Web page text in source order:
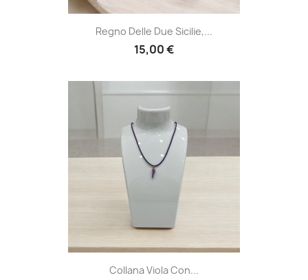
Regno Delle Due Sicilie,...
15,00 €
Collana Viola Con...